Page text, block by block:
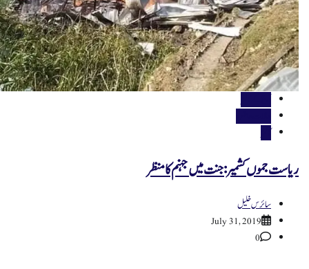
ریاست جموں کشمیر : جنت میں جہنم کا منظر
سائرس خلیل
July 31, 2019
0